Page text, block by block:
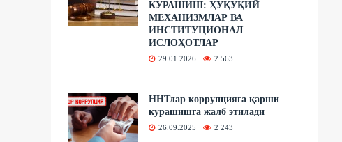
КУРАШИШ: ҲУҚУҚИЙ
МЕХАНИЗМЛАР ВА
ИНСТИТУЦИОНАЛ
ИСЛОҲОТЛАР
29.01.2026 2 563
ННТлар коррупцияга қарши
курашишга жалб этилади
26.09.2025 2 243